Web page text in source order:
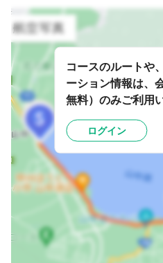
コースのルートや
ーション情報は、
無料）のみご利用
ログイン